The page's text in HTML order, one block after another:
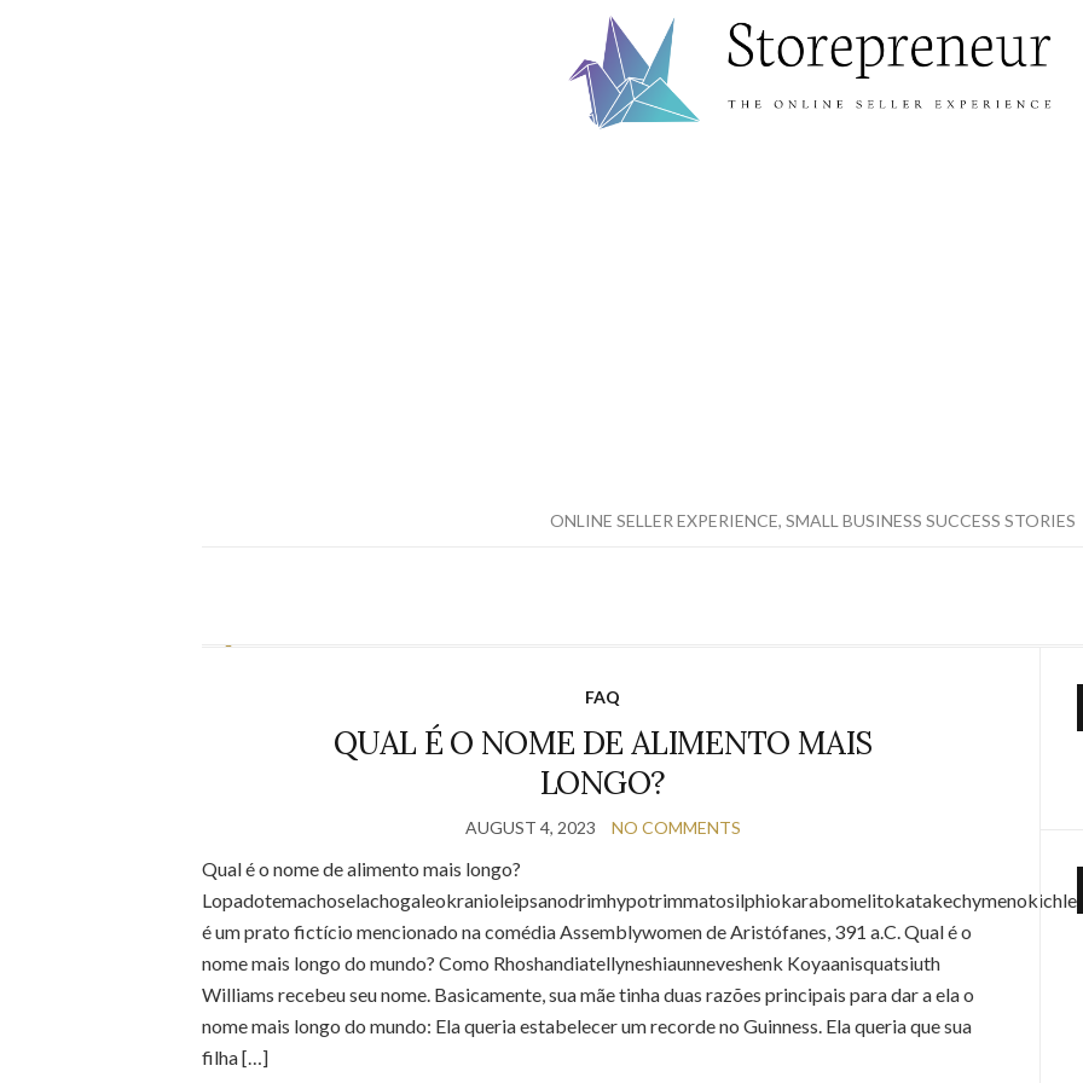
ONLINE SELLER EXPERIENCE, SMALL BUSINESS SUCCESS STORIES
FAQ
CONTINUE READING
FAQ
QUAL É O NOME DE ALIMENTO MAIS
LONGO?
AUGUST 4, 2023 NO COMMENTS
Qual é o nome de alimento mais longo?
é um prato fictício mencionado na comédia Assemblywomen de Aristófanes, 391 a.C. Qual é o
nome mais longo do mundo? Como Rhoshandiatellyneshiaunneveshenk Koyaanisquatsiuth
Williams recebeu seu nome. Basicamente, sua mãe tinha duas razões principais para dar a ela o
nome mais longo do mundo: Ela queria estabelecer um recorde no Guinness. Ela queria que sua
filha […]